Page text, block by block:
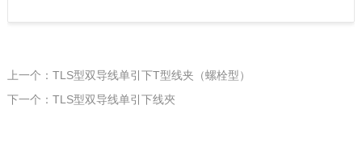
上一个：TLS型双导线单引下T型线夹（螺栓型）
下一个：TLS型双导线单引下线夾